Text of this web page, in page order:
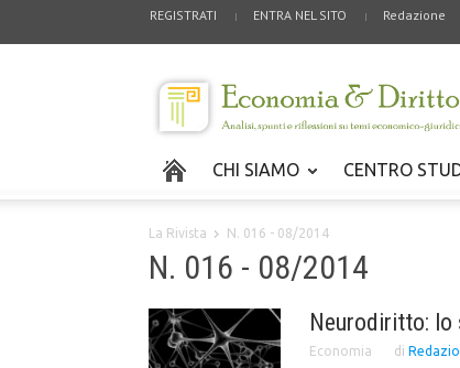
REGISTRATI ENTRA NEL SITO Redazione
CHI SIAMO CENTRO
La Rivista N. 016 - 08/2014
N. 016 - 08/2014
Neurodiritto: lo
Economia di